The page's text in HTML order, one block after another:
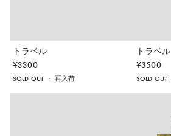
トラベル
¥3300
SOLD OUT ・ 再入荷
トラベル
¥3500
SOLD OUT